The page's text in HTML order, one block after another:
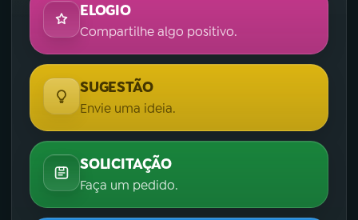
ELOGIO
Compartilhe algo positivo.
SUGESTÃO
Envie uma ideia.
SOLICITAÇÃO
Faça um pedido.